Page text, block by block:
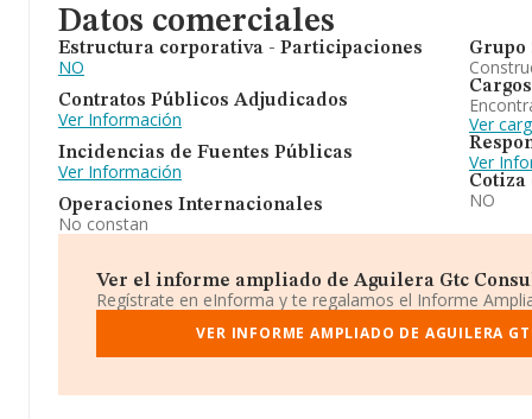
Datos comerciales
Estructura corporativa - Participaciones
NO
Contratos Públicos Adjudicados
Ver Información
Incidencias de Fuentes Públicas
Ver Información
Operaciones Internacionales
No constan
Grupo
Cargos
Ver
Ver
Cotiza
NO
Ver el informe ampliado de Aguilera Gtc
Regístrate en eInforma y te regalamos el Informe
VER INFORME AMPLIADO DE AGUILERA